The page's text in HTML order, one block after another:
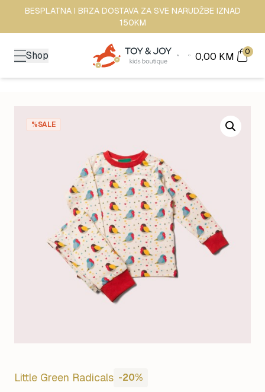
BESPLATNA I BRZA DOSTAVA ZA SVE NARUDŽBE IZNAD
150KM
Shop 0,00 KM 0
%SALE
Little Green Radicals -20%